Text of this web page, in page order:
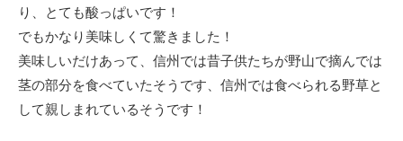
り、とても酸っぱいです！
でもかなり美味しくて驚きました！
美味しいだけあって、信州では昔子供たちが野山で摘んでは
茎の部分を食べていたそうです、信州では食べられる野草と
して親しまれているそうです！